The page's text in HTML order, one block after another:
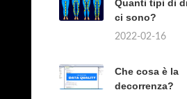
Quanti tipi di
ci sono?
2022-02-16
Che cosa è la
decorrenza?